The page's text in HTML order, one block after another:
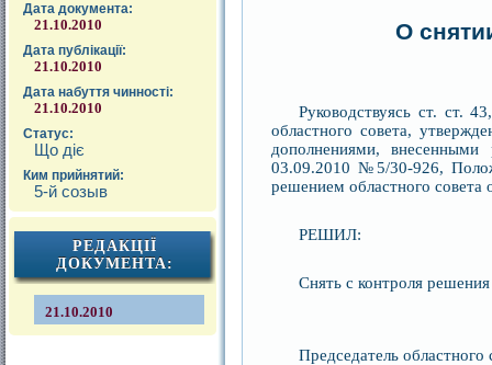
Дата документа:
21.10.2010
Дата публікації:
21.10.2010
Дата набуття чинності:
21.10.2010
Статус:
Що діє
Ким прийнятий:
5-й созыв
РЕДАКЦІЇ
ДОКУМЕНТА:
21.10.2010
О
Руководствуясь ст. ст.
областного совета,
дополнениями, внесенными
03.09.2010 №5/30-926,
решением областного
РЕШИЛ:
Снять с контроля
Председатель